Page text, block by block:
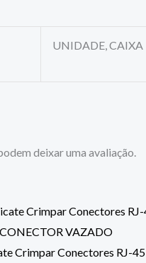
UNIDADE, CAIXA
deixar uma avaliação.
Crimpar Conectores RJ-45